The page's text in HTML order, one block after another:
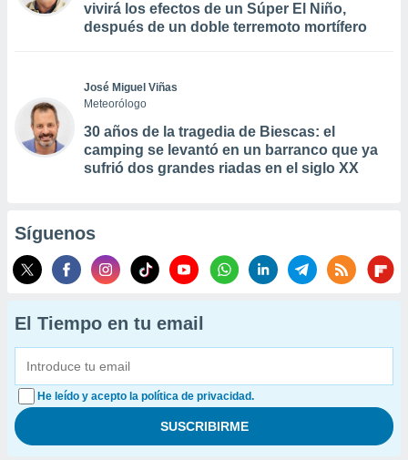
vivirá los efectos de un Súper El Niño,
después de un doble terremoto mortífero
José Miguel Viñas
Meteorólogo
30 años de la tragedia de Biescas: el
camping se levantó en un barranco que ya
sufrió dos grandes riadas en el siglo XX
Síguenos
El Tiempo en tu email
He leído y acepto la política de privacidad.